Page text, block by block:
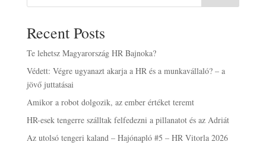
Recent Posts
Te lehetsz Magyarország HR Bajnoka?
Védett: Végre ugyanazt akarja a HR és a munkavállaló? – a
jövő juttatásai
Amikor a robot dolgozik, az ember értéket teremt
HR-esek tengerre szálltak felfedezni a pillanatot és az Adriát
Az utolsó tengeri kaland – Hajónapló #5 – HR Vitorla 2026